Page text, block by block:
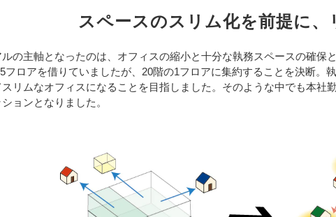
スペースのスリム化を前提に、
の主軸となったのは、オフィスの縮小と十分な執務スペースの確保
フロアを借りていましたが、20階の1フロアに集約することを決断
スリムなオフィスになることを目指しました。そのような中でも本
ョンとなりました。